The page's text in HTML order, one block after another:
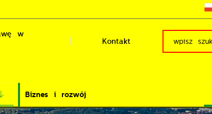
w
Kontakt
Biznes i rozwój